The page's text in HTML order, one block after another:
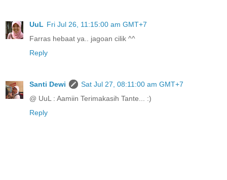
UuL Fri Jul 26, 11:15:00 am GMT+7
Farras hebaat ya.. jagoan cilik ^^
Reply
Santi Dewi
Sat Jul 27, 08:11:00 am GMT+7
@ UuL : Aamiin Terimakasih Tante... :)
Reply